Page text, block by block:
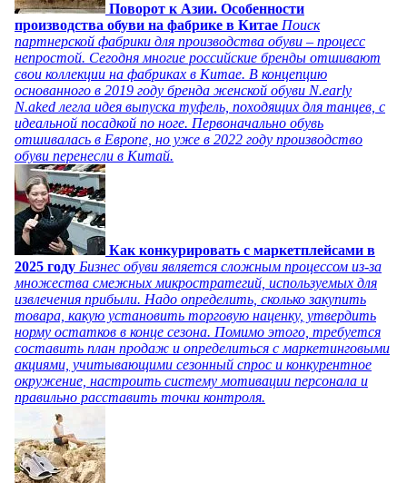
Поворот к Азии. Особенности
производства обуви на фабрике в Китае Поиск
партнерской фабрики для производства обуви – процесс
непростой. Сегодня многие российские бренды отшивают
свои коллекции на фабриках в Китае. В концепцию
основанного в 2019 году бренда женской обуви N.early
N.aked легла идея выпуска туфель, походящих для танцев, с
идеальной посадкой по ноге. Первоначально обувь
отшивалась в Европе, но уже в 2022 году производство
обуви перенесли в Китай.
Как конкурировать с маркетплейсами в
2025 году Бизнес обуви является сложным процессом из-за
множества смежных микростратегий, используемых для
извлечения прибыли. Надо определить, сколько закупить
товара, какую установить торговую наценку, утвердить
норму остатков в конце сезона. Помимо этого, требуется
составить план продаж и определиться с маркетинговыми
акциями, учитывающими сезонный спрос и конкурентное
окружение, настроить систему мотивации персонала и
правильно расставить точки контроля.